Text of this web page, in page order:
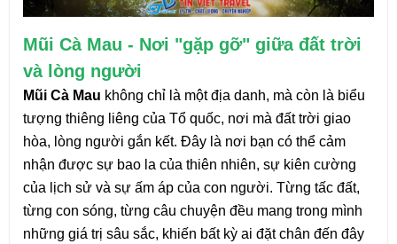
Mũi Cà Mau - Nơi "gặp gỡ" giữa đất trời
và lòng người
Mũi Cà Mau không chỉ là một địa danh, mà còn là biểu
tượng thiêng liêng của Tổ quốc, nơi mà đất trời giao
hòa, lòng người gắn kết. Đây là nơi bạn có thể cảm
nhận được sự bao la của thiên nhiên, sự kiên cường
của lịch sử và sự ấm áp của con người. Từng tấc đất,
từng con sóng, từng câu chuyện đều mang trong mình
những giá trị sâu sắc, khiến bất kỳ ai đặt chân đến đây